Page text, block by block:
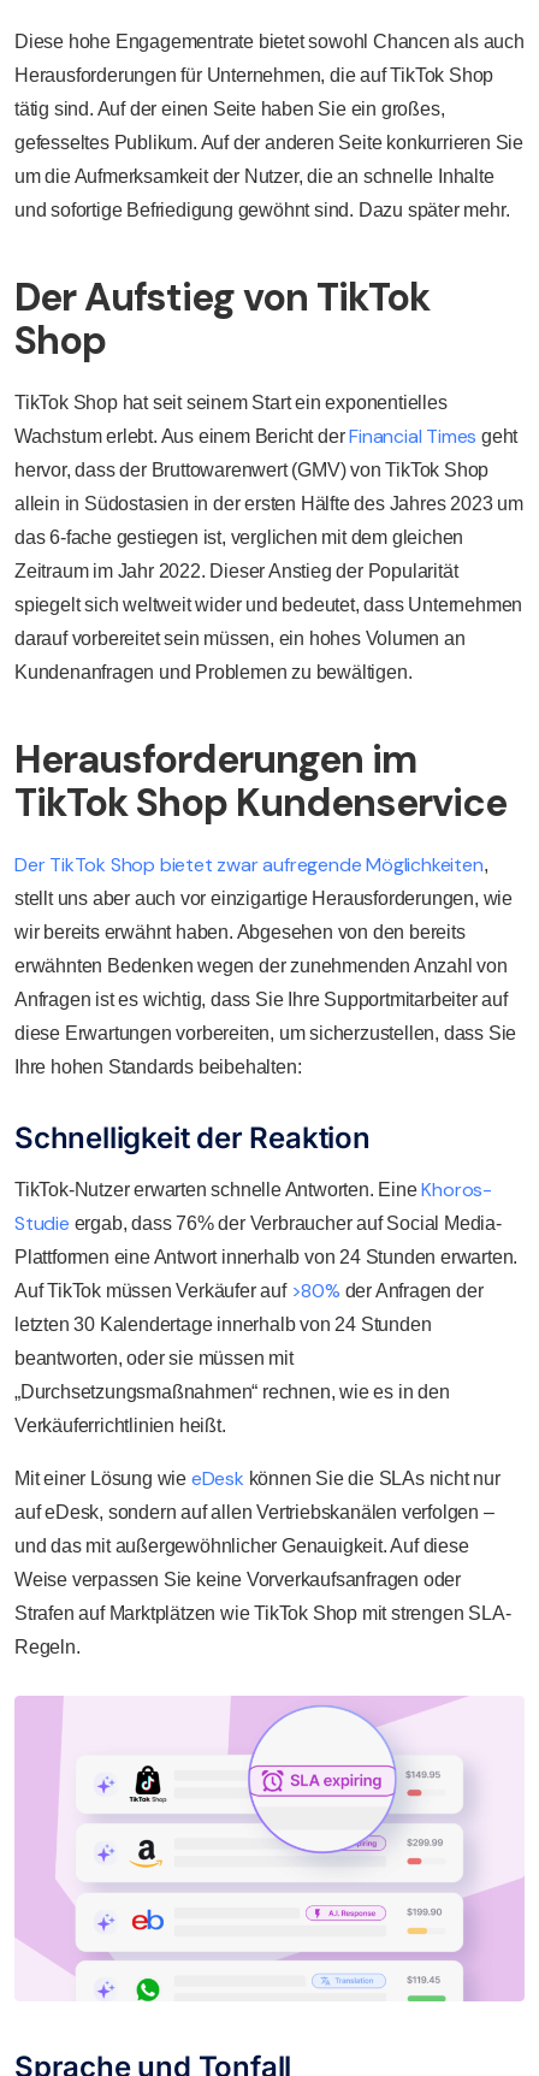
Diese hohe Engagementrate bietet sowohl Chancen als auch
Herausforderungen für Unternehmen, die auf TikTok Shop
tätig sind. Auf der einen Seite haben Sie ein großes,
gefesseltes Publikum. Auf der anderen Seite konkurrieren Sie
um die Aufmerksamkeit der Nutzer, die an schnelle Inhalte
und sofortige Befriedigung gewöhnt sind. Dazu später mehr.
Der Aufstieg von TikTok
Shop
TikTok Shop hat seit seinem Start ein exponentielles
Wachstum erlebt. Aus einem Bericht derFinancial Times geht
hervor, dass der Bruttowarenwert (GMV) von TikTok Shop
allein in Südostasien in der ersten Hälfte des Jahres 2023 um
das 6-fache gestiegen ist, verglichen mit dem gleichen
Zeitraum im Jahr 2022. Dieser Anstieg der Popularität
spiegelt sich weltweit wider und bedeutet, dass Unternehmen
darauf vorbereitet sein müssen, ein hohes Volumen an
Kundenanfragen und Problemen zu bewältigen.
Herausforderungen im
TikTok Shop Kundenservice
Der TikTok Shop bietet zwar aufregende Möglichkeiten,
stellt uns aber auch vor einzigartige Herausforderungen, wie
wir bereits erwähnt haben. Abgesehen von den bereits
erwähnten Bedenken wegen der zunehmenden Anzahl von
Anfragen ist es wichtig, dass Sie Ihre Supportmitarbeiter auf
diese Erwartungen vorbereiten, um sicherzustellen, dass Sie
Ihre hohen Standards beibehalten:
Schnelligkeit der Reaktion
TikTok-Nutzer erwarten schnelle Antworten. EineKhoros-
Studie ergab, dass 76% der Verbraucher auf Social Media-
Plattformen eine Antwort innerhalb von 24 Stunden erwarten.
Auf TikTok müssen Verkäufer auf >80% der Anfragen der
letzten 30 Kalendertage innerhalb von 24 Stunden
beantworten, oder sie müssen mit
„Durchsetzungsmaßnahmen“ rechnen, wie es in den
Verkäuferrichtlinien heißt.
Mit einer Lösung wie eDesk können Sie die SLAs nicht nur
auf eDesk, sondern auf allen Vertriebskanälen verfolgen –
und das mit außergewöhnlicher Genauigkeit. Auf diese
Weise verpassen Sie keine Vorverkaufsanfragen oder
Strafen auf Marktplätzen wie TikTok Shop mit strengen SLA-
Regeln.
Sprache und Tonfall